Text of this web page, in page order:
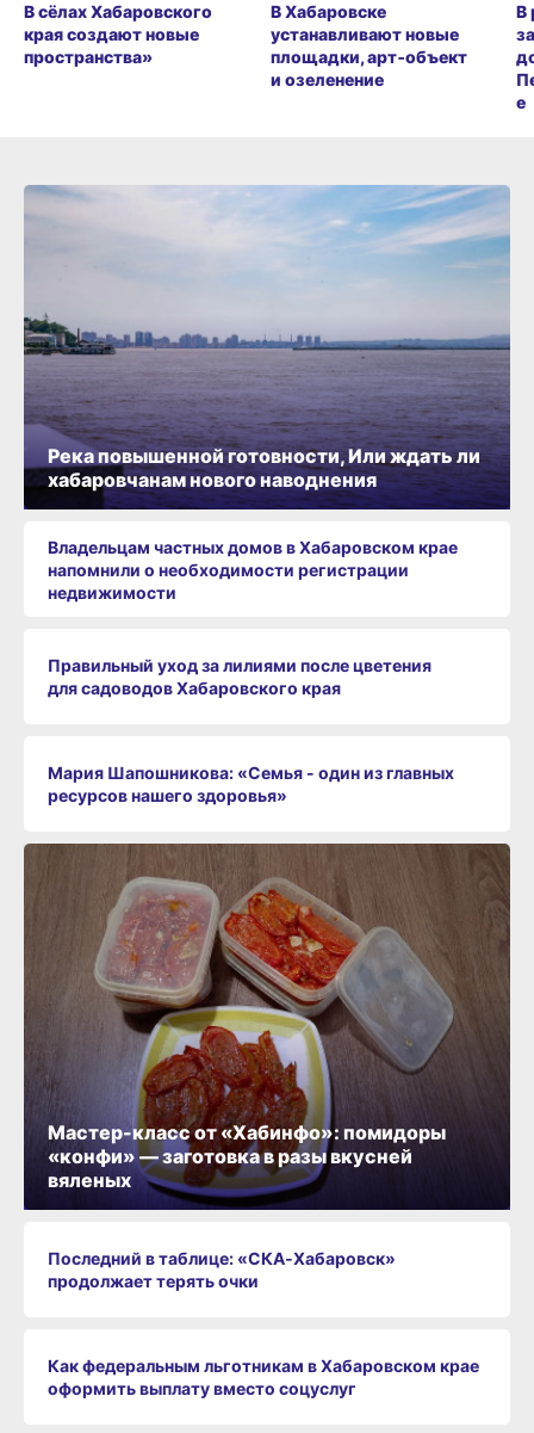
В сёлах Хабаровского
края создают новые
пространства»
В Хабаровске
устанавливают новые
площадки, арт‑объект
и озеленение
В
е
Река повышенной готовности, Или ждать ли
хабаровчанам нового наводнения
Владельцам частных домов в Хабаровском крае
напомнили о необходимости регистрации
недвижимости
Правильный уход за лилиями после цветения
для садоводов Хабаровского края
Мария Шапошникова: «Семья - один из главных
ресурсов нашего здоровья»
Последний в таблице: «СКА‑Хабаровск»
продолжает терять очки
Как федеральным льготникам в Хабаровском крае
оформить выплату вместо соцуслуг
Мастер-класс от «Хабинфо»: помидоры
«конфи» — заготовка в разы вкусней
вяленых